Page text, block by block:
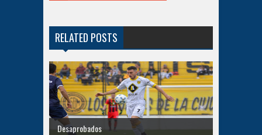
RELATED POSTS
Desaprobados